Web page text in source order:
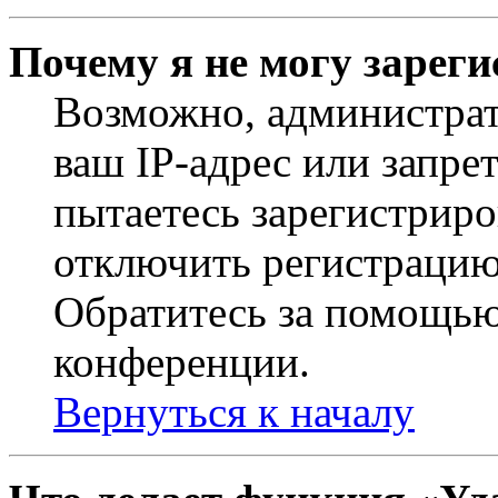
Почему я не могу
Возможно,
ваш IP-адрес или
пытаетесь
отключить
Обратитесь за
конференции.
Вернуться к началу